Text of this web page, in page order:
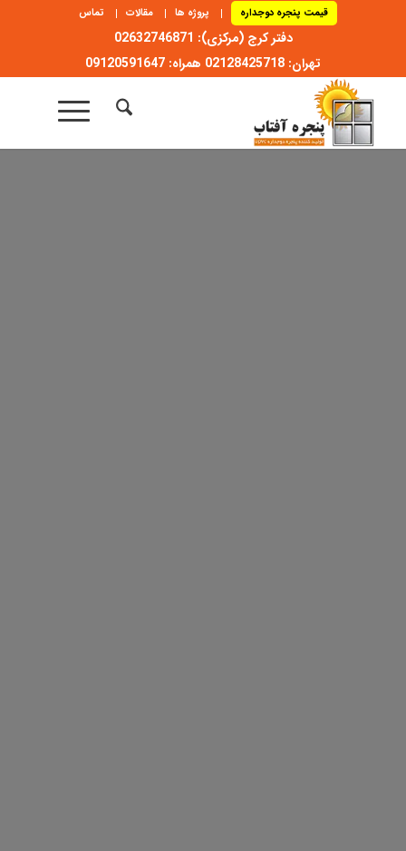
قیمت پنجره دوجداره پروژه ها مقالات تماس
دفتر کرج (مرکزی): 02632746871
تهران: 02128425718 همراه: 09120591647